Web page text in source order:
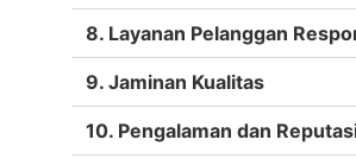
8. Layanan Pelanggan
9. Jaminan Kualitas
10. Pengalaman dan